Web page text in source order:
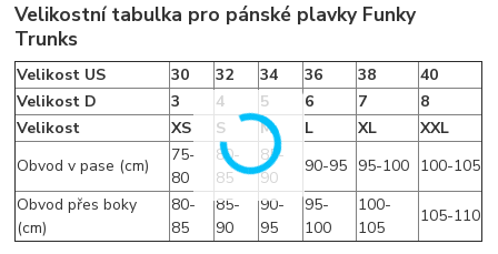
Velikostní tabulka pro pánské plavky Funky
Trunks
Velikost US 30 32 34 36 38
40
Velikost D
3 4 5 6 7
8
Velikost
XS S M L XL
XXL
Obvod v pase (cm)
75-
80
80-
85
85-
90
90-95 95-100 100-105
Obvod přes boky
(cm)
80-
85
85-
90
90-
95
95-
100
100-
105
105-110